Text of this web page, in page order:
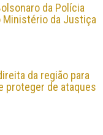
da Polícia
Ministério da Justiça
da região para
proteger de ataques